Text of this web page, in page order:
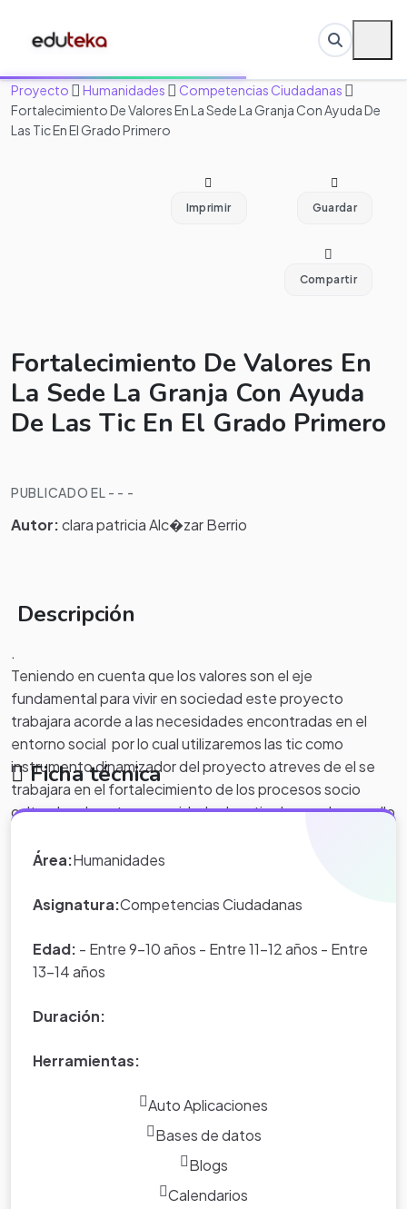
Proyecto Humanidades
Competencias Ciudadanas
Fortalecimiento De Valores En La Sede La Granja Con Ayuda De
Las Tic En El Grado Primero
Imprimir Guardar
Compartir
Fortalecimiento De Valores En
La Sede La Granja Con Ayuda
De Las Tic En El Grado Primero
PUBLICADO EL - - -
Autor:clara patricia Alc�zar Berrio
Descripción
.
Teniendo en cuenta que los valores son el eje
fundamental para vivir en sociedad este proyecto
trabajara acorde a las necesidades encontradas en el
entorno social por lo cual utilizaremos las tic como
instrumento dinamizador del proyecto atreves de el se
trabajara en el fortalecimiento de los procesos socio
culturales de esta comunidad educativa logrando con ello
basado en las experiencias significativas de la comunidad
Ficha técnica
Área:Humanidades
Asignatura:Competencias Ciudadanas
Edad: - Entre 9-10 años - Entre 11-12 años - Entre
13-14 años
Duración:
Herramientas:
Auto Aplicaciones
Bases de datos
Blogs
Calendarios